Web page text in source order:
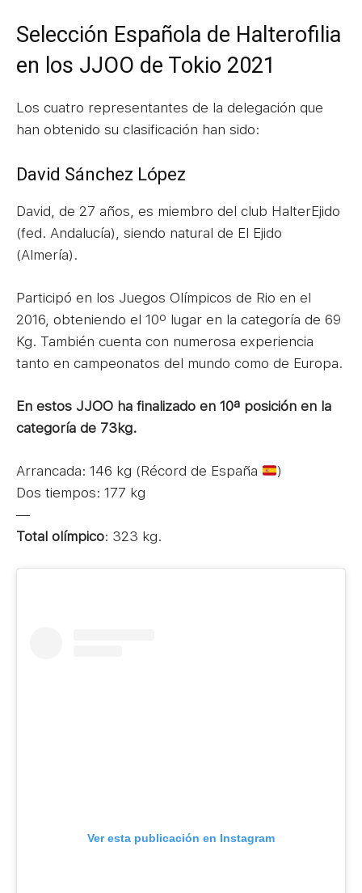
Selección Española de Halterofilia
en los JJOO de Tokio 2021
Los cuatro representantes de la delegación que
han obtenido su clasificación han sido:
David Sánchez López
David, de 27 años, es miembro del club HalterEjido
(fed. Andalucía), siendo natural de El Ejido
(Almería).
Participó en los Juegos Olímpicos de Rio en el
2016, obteniendo el 10º lugar en la categoría de 69
Kg. También cuenta con numerosa experiencia
tanto en campeonatos del mundo como de Europa.
En estos JJOO ha finalizado en 10ª posición en la
categoría de 73kg.
Arrancada: 146 kg (Récord de España
)
Dos tiempos: 177 kg
—
Total olímpico: 323 kg.
Ver esta publicación en Instagram